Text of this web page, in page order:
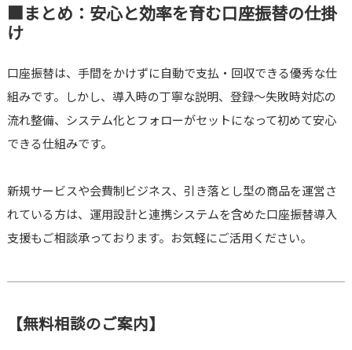
■まとめ：安心と効率を育む口座振替の仕掛
け
口座振替は、手間をかけずに自動で支払・回収できる優秀な仕
組みです。しかし、導入時の丁寧な説明、登録～失敗時対応の
流れ整備、システム化とフォローがセットになって初めて安心
できる仕組みです。
新規サービスや会費制ビジネス、引き落とし型の商品を運営さ
れている方は、運用設計と連携システムを含めた口座振替導入
支援もご相談承っております。お気軽にご活用ください。
【無料相談のご案内】